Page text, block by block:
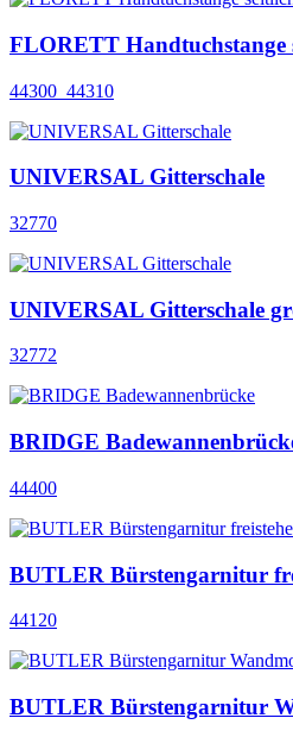
FLORETT Handtuchstange
44300_44310
UNIVERSAL Gitterschale
32770
UNIVERSAL Gitterschale
32772
BRIDGE
44400
BUTLER Bürstengarnitur
44120
BUTLER Bürstengarnitur